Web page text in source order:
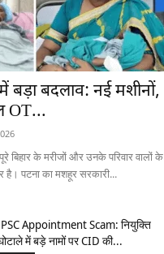
बड़ा बदलाव: नई मशीनों,
OT...
बिहार के मरीजों और उनके परिवार वालों के
है। पटना का मशहूर सरकारी...
Appointment Scam: नियुक्ति
में बड़े नामों पर CID की...